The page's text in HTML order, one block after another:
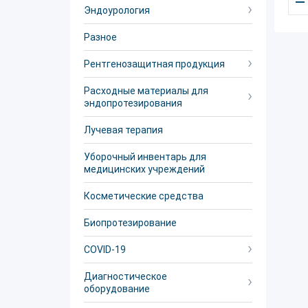
Эндоурология
Разное
Рентгенозащитная продукция
Расходные материалы для
эндопротезирования
Лучевая терапия
Уборочный инвентарь для
медицинских учреждений
Косметические средства
Биопротезирование
COVID-19
Диагностическое
оборудование